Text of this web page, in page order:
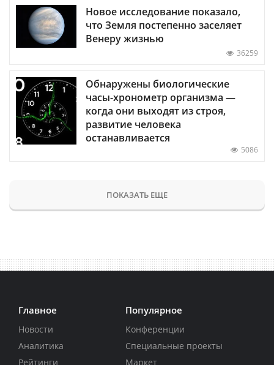
Новое исследование показало,
что Земля постепенно заселяет
Венеру жизнью
36259
Обнаружены биологические
часы-хронометр организма —
когда они выходят из строя,
развитие человека
останавливается
5086
ПОКАЗАТЬ ЕЩЕ
Главное
Новости
Аналитика
Рейтинги
Популярное
Конференции
Специальные проекты
Маркет